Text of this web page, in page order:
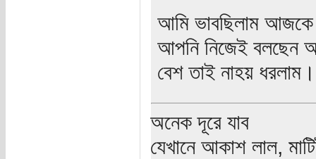
আমি ভাবছিলাম
আপনি নিজেই বলছেন
বেশ তাই নাহয়
অনেক দূরে যাব
যেখানে আকাশ লাল,